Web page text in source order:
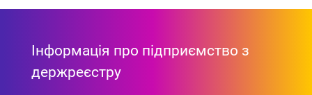
Інформація про підприємство з
держреєстру